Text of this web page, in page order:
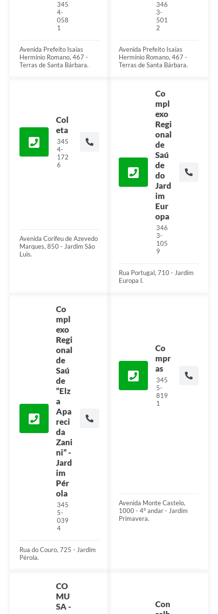
345
4-
058
1
Avenida Prefeito Isaías
Hermínio Romano, 467 -
Terras de Santa Bárbara.
346
3-
501
2
Avenida Prefeito Isaías
Hermínio Romano, 467 -
Terras de Santa Bárbara.
Col
eta
345
4-
172
6
Avenida Corifeu de Azevedo
Marques, 850 - Jardim São
Luis.
Co
mpl
exo
Regi
onal
de
Saú
de
do
Jard
im
Eur
opa
346
3-
105
9
Rua Portugal, 710 - Jardim
Europa I.
Co
mpl
exo
Regi
onal
de
Saú
de
“Elz
a
Apa
reci
da
Zani
ni” -
Jard
im
Pér
ola
345
5-
039
4
Rua do Couro, 725 - Jardim
Pérola.
Co
mpr
as
345
5-
819
1
Avenida Monte Castelo,
1000 - 4º andar - Jardim
Primavera.
CO
MU
SA -
Con